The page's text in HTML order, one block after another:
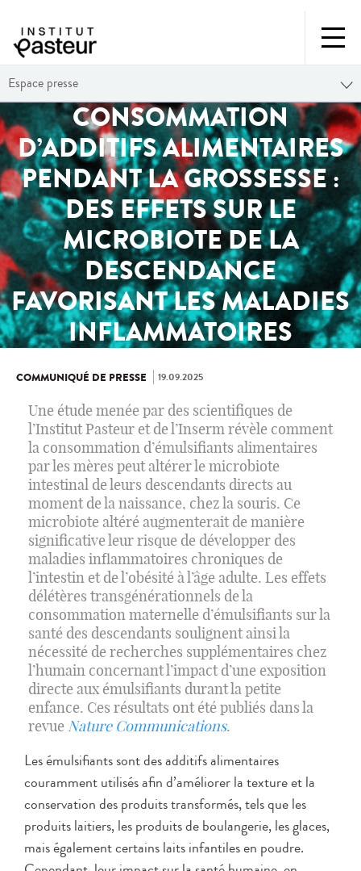
Espace presse
CONSOMMATION
D’ADDITIFS ALIMENTAIRES
PENDANT LA GROSSESSE :
DES EFFETS SUR LE
MICROBIOTE DE LA
DESCENDANCE
FAVORISANT LES MALADIES
INFLAMMATOIRES
COMMUNIQUÉ DE PRESSE 19.09.2025
Une étude menée par des scientifiques de
l’Institut Pasteur et de l’Inserm révèle comment
la consommation d’émulsifiants alimentaires
par les mères peut altérer le microbiote
intestinal de leurs descendants directs au
moment de la naissance, chez la souris. Ce
microbiote altéré augmenterait de manière
significative leur risque de développer des
maladies inflammatoires chroniques de
l’intestin et de l’obésité à l’âge adulte. Les effets
délétères transgénérationnels de la
consommation maternelle d’émulsifiants sur la
santé des descendants soulignent ainsi la
nécessité de recherches supplémentaires chez
l’humain concernant l’impact d’une exposition
directe aux émulsifiants durant la petite
enfance. Ces résultats ont été publiés dans la
revue Nature Communications.
Les émulsifiants sont des additifs alimentaires
couramment utilisés afin d’améliorer la texture et la
conservation des produits transformés, tels que les
produits laitiers, les produits de boulangerie, les glaces,
mais également certains laits infantiles en poudre.